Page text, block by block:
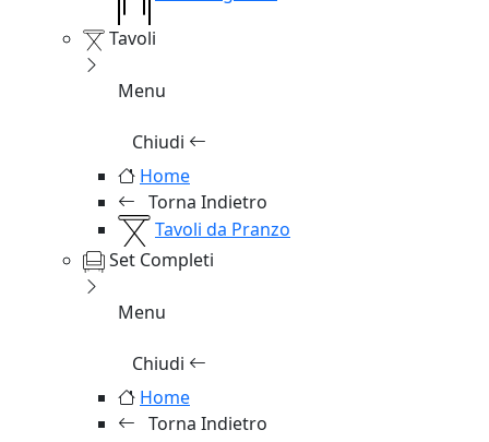
Tavoli
Menu
Chiudi
Home
Torna Indietro
Tavoli da Pranzo
Set Completi
Menu
Chiudi
Home
Torna Indietro